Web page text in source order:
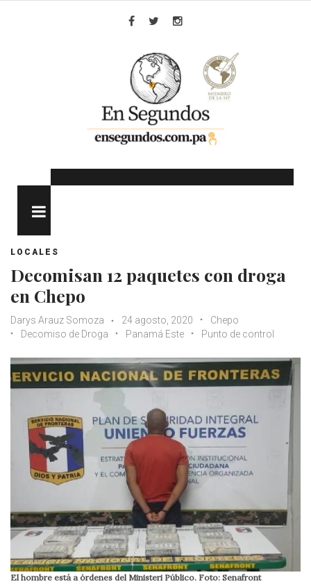
LOCALES
Decomisan 12 paquetes con droga
en Chepo
Darys Arauz Somoza 24 agosto, 2020
Chepo
Decomiso de Droga
Panamá Este Punto de control
El hombre está a órdenes del Ministeri Público. Foto: Senafront